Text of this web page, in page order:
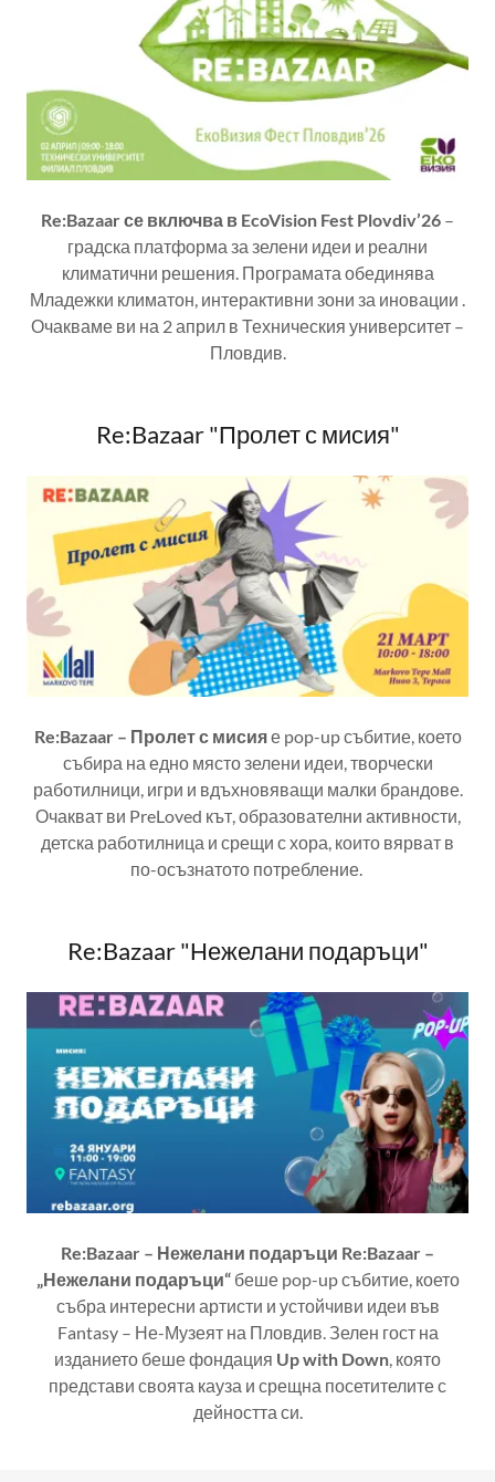
Re:Bazaar се включва в EcoVision Fest Plovdiv’26 –
градска платформа за зелени идеи и реални
климатични решения. Програмата обединява
Младежки климатон, интерактивни зони за иновации .
Очакваме ви на 2 април в Техническия университет –
Пловдив.
Re:Bazaar "Пролет с мисия"
Re:Bazaar – Пролет с мисияе pop-up събитие, което
събира на едно място зелени идеи, творчески
работилници, игри и вдъхновяващи малки брандове.
Очакват ви PreLoved кът, образователни активности,
детска работилница и срещи с хора, които вярват в
по-осъзнатото потребление.
Re:Bazaar "Нежелани подаръци"
Re:Bazaar – Нежелани подаръци Re:Bazaar –
„Нежелани подаръци“беше pop-up събитие, което
събра интересни артисти и устойчиви идеи във
Fantasy – Не-Музеят на Пловдив. Зелен гост на
изданието беше фондация Up with Down, която
представи своята кауза и срещна посетителите с
дейността си.